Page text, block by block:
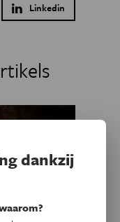
Linkedin
dankzij